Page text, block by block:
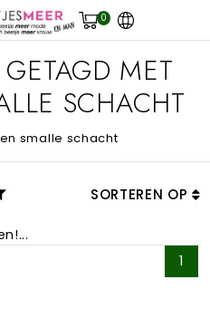
0
MET
SCHACHT
smalle schacht
SORTEREN OP
1